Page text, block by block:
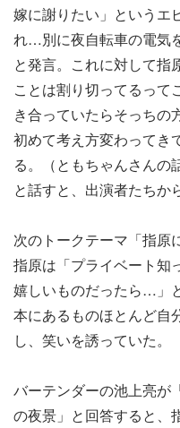
嫁に謝りたい」というエ
れ…別に夜自転車の電気
と発言。これに対して指
ことは割り切ってるって
き合っていたらそっち
初めて考え方変わってき
る。（ともちゃんさんの
と話すと、出演者たちか
次のトークテーマ「指原
指原は「プライベート知
嬉しいものだったら…」
本にあるものほとんど自
し、笑いを誘っていた。
バーテンダーの池上亮が
の夜景」と回答すると、